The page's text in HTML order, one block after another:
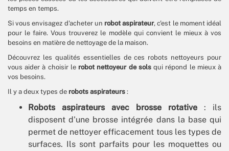
temps en temps.
Si vous envisagez d'acheter un robot aspirateur, c'est le moment idéal
pour le faire. Vous trouverez le modèle qui convient le mieux à vos
besoins en matière de nettoyage de la maison.
Découvrez les qualités essentielles de ces robots nettoyeurs pour
vous aider à choisir le robot nettoyeur de solsqui répond le mieux à
vos besoins.
Il y a deux types de robots aspirateurs :
Robots aspirateurs avec brosse rotative : ils
disposent d'une brosse intégrée dans la base qui
permet de nettoyer efficacement tous les types de
surfaces. Ils sont parfaits pour les moquettes ou